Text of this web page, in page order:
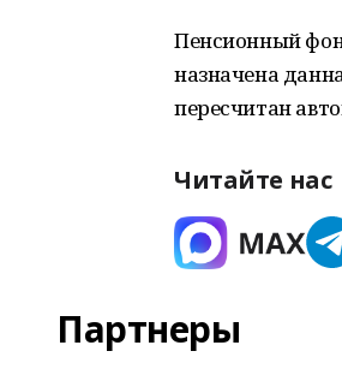
Пенсионный
назначена
пересчитан
Читайте нас
Партнеры